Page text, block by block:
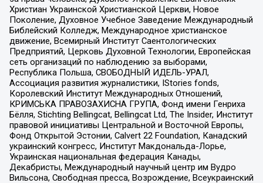
Христиан Украинской Христианской Церкви, Новое
Поколение, Духовное Учебное Заведение Международный
Библейский Колледж, Международное христианское
движение, Всемирный Институт Саентологических
Предприятий, Церковь Духовной Технологии, Европейская
сеть организаций по наблюдению за выборами,
Республика Польша, СВОБОДНЫЙ ИДЕЛЬ-УРАЛ,
Ассоциация развития журналистики, IStories fonds,
Королевский Институт Международных Отношений,
КРИМСЬКА ПРАВОЗАХИСНА ГРУПА, Фонд имени Генриха
Бёлля, Stichting Bellingcat, Bellingcat Ltd, The Insider, Институт
правовой инициативы Центральной и Восточной Европы,
Фонд Открытой Эстонии, Calvert 22 Foundation, Канадский
украинский конгресс, Институт Макдональда-Лорье,
Украинская национальная федерация Канады,
Декабристы, Международный научный центр им Вудро
Вильсона, Свободная пресса, Возрождение, Всеукраинский